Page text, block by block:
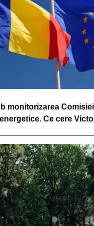
monitorizarea
Ce cere